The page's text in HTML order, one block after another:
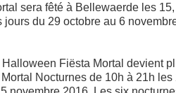
sera fêté à Bellewaerde les
jours du 29 octobre au 6
Fiësta Mortal devient
Nocturnes de 10h à 21h les